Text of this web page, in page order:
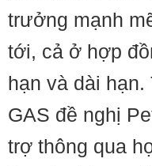
trưởng mạnh
tới, cả ở hợp
hạn và dài
GAS đề nghị
trợ thông qua